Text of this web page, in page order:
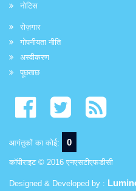
नोटिस
रोज़गार
गोपनीयता नीति
अस्वीकरण
पूछताछ
आगंतुकों का कोई: 0
कॉपीराइट © 2016 एनएसटीएफडीसी
Designed & Developed by :